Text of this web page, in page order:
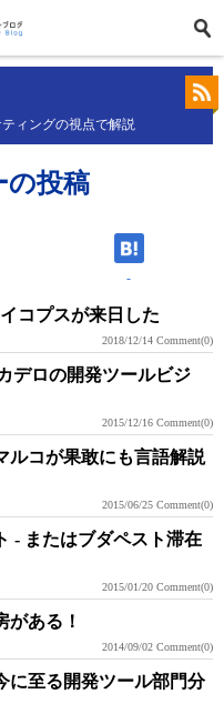
ィングの視点で解説
の投稿
-
コプスが来日した
2018/12/14 Comment(0)
デロの開発ツールビジ
2015/12/16 Comment(0)
ルコが果敢にも言語解説
2015/06/25 Comment(0)
- またはブダペスト滞在
2015/01/20 Comment(0)
がある！
2014/09/02 Comment(0)
に至る開発ツール部門分